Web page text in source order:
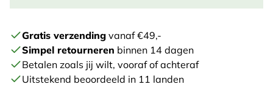
Gratis verzending vanaf €49,-
Simpel retourneren binnen 14 dagen
Betalen zoals jij wilt, vooraf of achteraf
Uitstekend beoordeeld in 11 landen